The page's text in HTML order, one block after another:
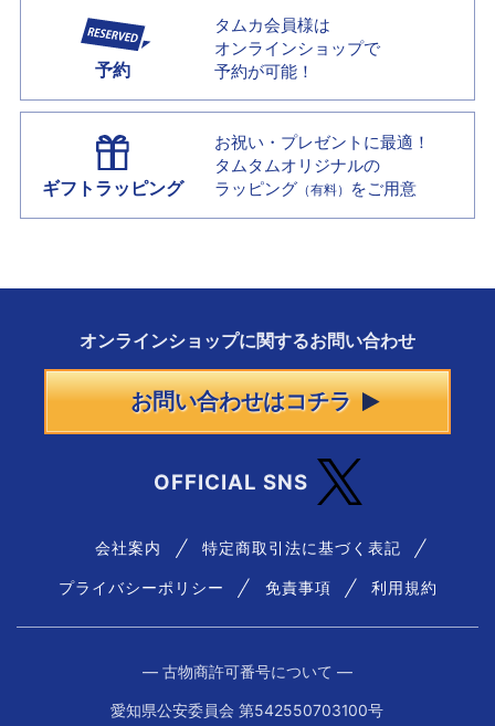
予約
タムカ会員様は
オンラインショップで
予約が可能！
ギフトラッピング
お祝い・プレゼントに最適！
タムタムオリジナルの
ラッピング （有料） をご用意
オンラインショップに関するお問い合わせ
お問い合わせはコチラ
OFFICIAL SNS
会社案内 特定商取引法に基づく表記
プライバシーポリシー 免責事項 利用規約
― 古物商許可番号について ―
愛知県公安委員会 第542550703100号